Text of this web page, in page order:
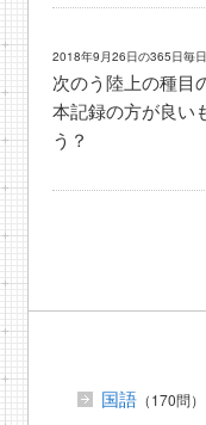
2018年9月26日の365日毎
次のう陸上の種目
本記録の方が良い
う？
国語（170問）